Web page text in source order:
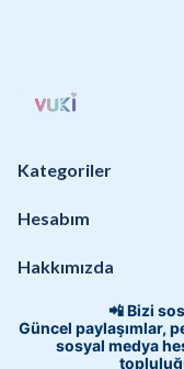
Kategoriler
Hesabım
Hakkımızda
📲 Bizi
Güncel paylaşımlar,
sosyal medya